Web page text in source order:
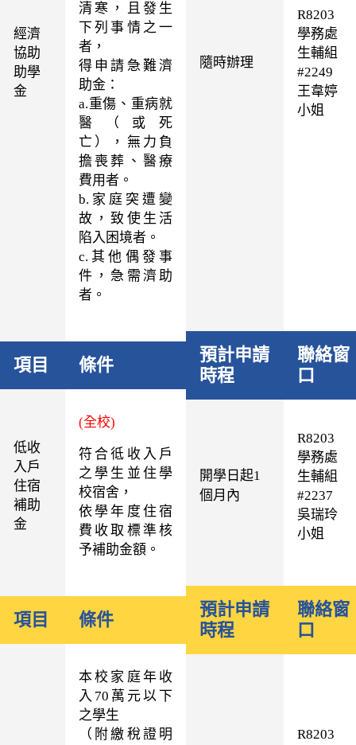
經濟
協助
助學
金
清寒，且發生
下列事情之一
者，
得申請急難濟
助金：
a.重傷、重病就
醫（或死
亡），無力負
擔喪葬、醫療
費用者。
b. 家庭突遭變
故，致使生活
陷入困境者。
c. 其他偶發事
件，急需濟助
者。
隨時辦理
R8203
學務處
生輔組
#2249
王韋婷
小姐
項目 條件
預計申請
時程
聯絡窗
口
低收
入戶
住宿
補助
金
(全校)
符合彽收入戶
之學生並住學
校宿舍，
依學年度住宿
費收取標準核
予補助金額。
開學日起1
個月內
R8203
學務處
生輔組
#2237
吳瑞玲
小姐
項目 條件
預計申請
時程
聯絡窗
口
本校家庭年收
入 70 萬元以下
之學生
（附繳稅證明
R8203